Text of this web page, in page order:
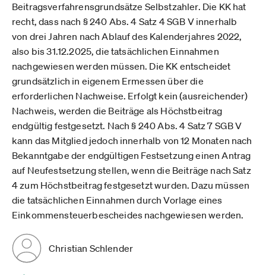
Beitragsverfahrensgrundsätze Selbstzahler. Die KK hat
recht, dass nach § 240 Abs. 4 Satz 4 SGB V innerhalb
von drei Jahren nach Ablauf des Kalenderjahres 2022,
also bis 31.12.2025, die tatsächlichen Einnahmen
nachgewiesen werden müssen. Die KK entscheidet
grundsätzlich in eigenem Ermessen über die
erforderlichen Nachweise. Erfolgt kein (ausreichender)
Nachweis, werden die Beiträge als Höchstbeitrag
endgültig festgesetzt. Nach § 240 Abs. 4 Satz 7 SGB V
kann das Mitglied jedoch innerhalb von 12 Monaten nach
Bekanntgabe der endgültigen Festsetzung einen Antrag
auf Neufestsetzung stellen, wenn die Beiträge nach Satz
4 zum Höchstbeitrag festgesetzt wurden. Dazu müssen
die tatsächlichen Einnahmen durch Vorlage eines
Einkommensteuerbescheides nachgewiesen werden.
Christian Schlender